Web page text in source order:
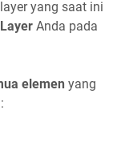
yang saat ini
Anda pada
elemen yang